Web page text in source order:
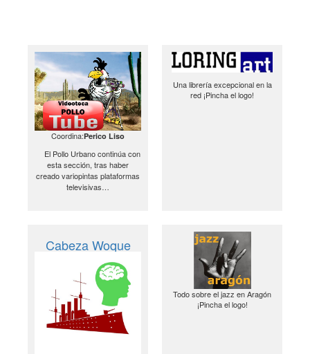
Coordina:Perico Liso
El Pollo Urbano continúa con
esta sección, tras haber
creado variopintas plataformas
televisivas…
Una librería excepcional en la
red ¡Pincha el logo!
Cabeza Woque
Todo sobre el jazz en Aragón
¡Pincha el logo!